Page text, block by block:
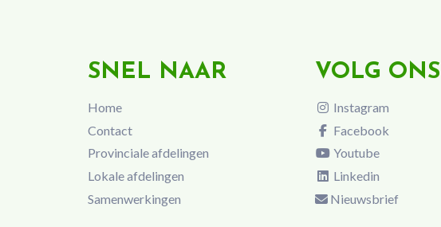
SNEL NAAR
Home
Contact
Provinciale afdelingen
Lokale afdelingen
Samenwerkingen
VOLG ONS
Instagram
Facebook
Youtube
Linkedin
Nieuwsbrief